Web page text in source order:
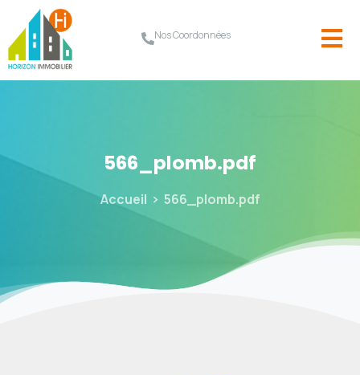
Nos Coordonnées
566_plomb.pdf
Accueil 566_plomb.pdf